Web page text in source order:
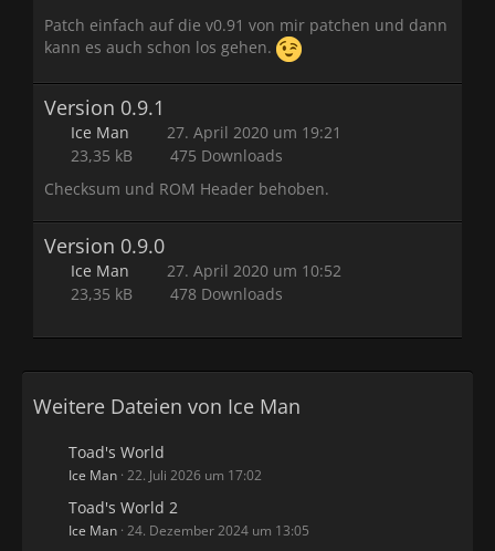
Patch einfach auf die v0.91 von mir patchen und dann
kann es auch schon los gehen.
Version 0.9.1
Ice Man
27. April 2020 um 19:21
23,35 kB
475 Downloads
Checksum und ROM Header behoben.
Version 0.9.0
Ice Man
27. April 2020 um 10:52
23,35 kB
478 Downloads
Weitere Dateien von Ice Man
Toad's World
Ice Man 22. Juli 2026 um 17:02
Toad's World 2
Ice Man 24. Dezember 2024 um 13:05